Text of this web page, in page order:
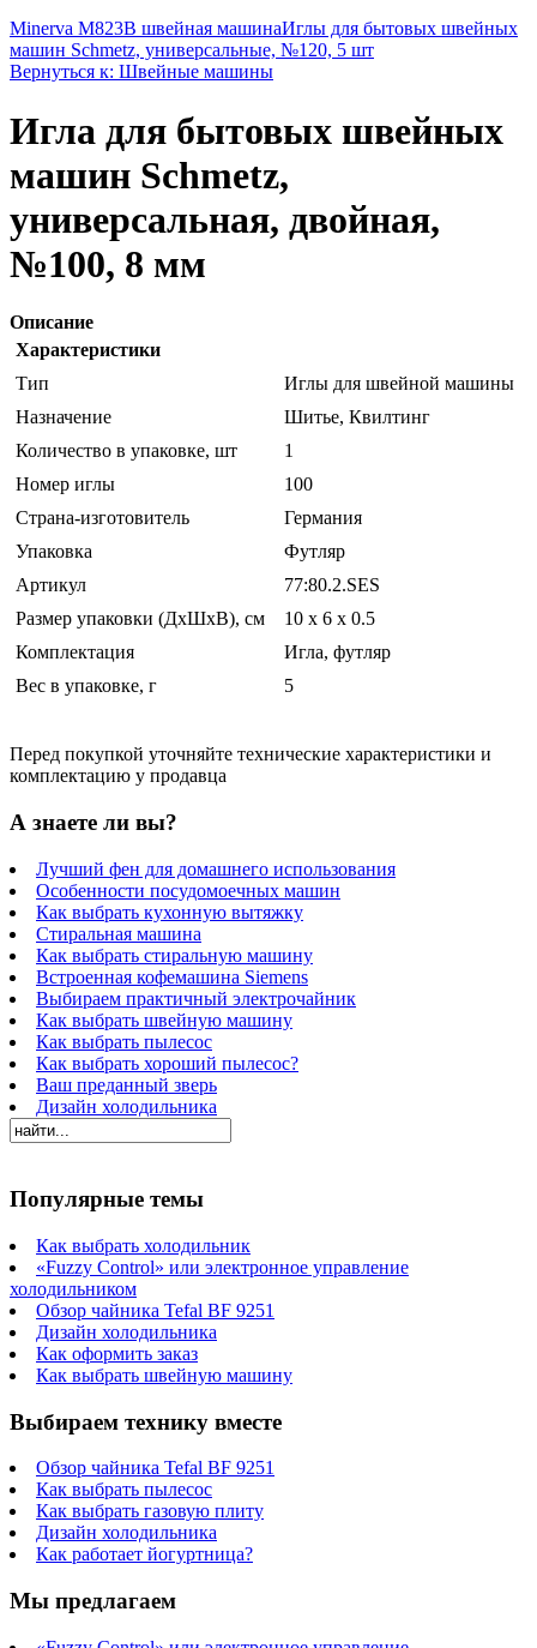
Minerva M823B швейная машинаИглы для бытовых швейных
машин Schmetz, универсальные, №120, 5 шт
Вернуться к: Швейные машины
Игла для бытовых швейных
машин Schmetz,
универсальная, двойная,
№100, 8 мм
Описание
Характеристики
Тип
Иглы для швейной машины
Назначение
Шитье, Квилтинг
Количество в упаковке, шт
1
Номер иглы
100
Страна-изготовитель
Германия
Упаковка
Футляр
Артикул
77:80.2.SES
Размер упаковки (ДхШхВ), см
10 x 6 x 0.5
Комплектация
Игла, футляр
Вес в упаковке, г
5
Перед покупкой уточняйте технические характеристики и
комплектацию у продавца
А знаете ли вы?
Лучший фен для домашнего использования
Особенности посудомоечных машин
Как выбрать кухонную вытяжку
Стиральная машина
Как выбрать стиральную машину
Встроенная кофемашина Siemens
Выбираем практичный электрочайник
Как выбрать швейную машину
Как выбрать пылесос
Как выбрать хороший пылесос?
Ваш преданный зверь
Дизайн холодильника
Популярные темы
Как выбрать холодильник
«Fuzzy Control» или электронное управление
холодильником
Обзор чайника Tefal BF 9251
Дизайн холодильника
Как оформить заказ
Как выбрать швейную машину
Выбираем технику вместе
Обзор чайника Tefal BF 9251
Как выбрать пылесос
Как выбрать газовую плиту
Дизайн холодильника
Как работает йогуртница?
Мы предлагаем